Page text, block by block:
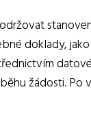
doklady,
žádosti.